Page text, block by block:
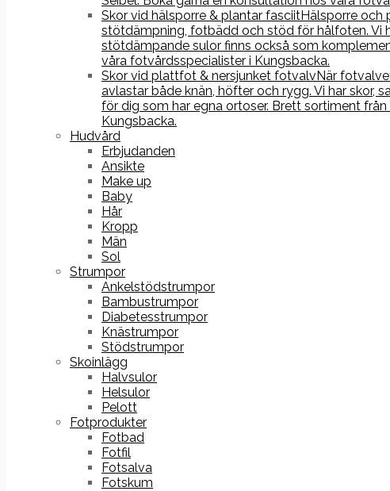
Skor vid hälsporre & plantar fasciitHälsporre och
stötdämpning, fotbädd och stöd för hålfoten. Vi
stötdämpande sulor finns också som
våra fotvårdsspecialister i Kungsbacka.
Skor vid plattfot & nersjunket fotvalvNär
avlastar både knän, höfter och rygg. Vi har
för dig som har egna ortoser. Brett sortiment
Kungsbacka.
Hudvård
Erbjudanden
Ansikte
Make up
Baby
Hår
Kropp
Män
Sol
Strumpor
Ankelstödstrumpor
Bambustrumpor
Diabetesstrumpor
Knästrumpor
Stödstrumpor
Skoinlägg
Halvsulor
Helsulor
Pelott
Fotprodukter
Fotbad
Fotfil
Fotsalva
Fotskum